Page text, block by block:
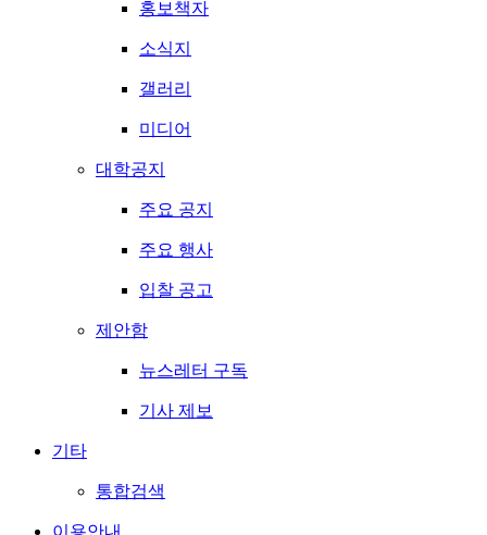
홍보책자
소식지
갤러리
미디어
대학공지
주요 공지
주요 행사
입찰 공고
제안함
뉴스레터 구독
기사 제보
기타
통합검색